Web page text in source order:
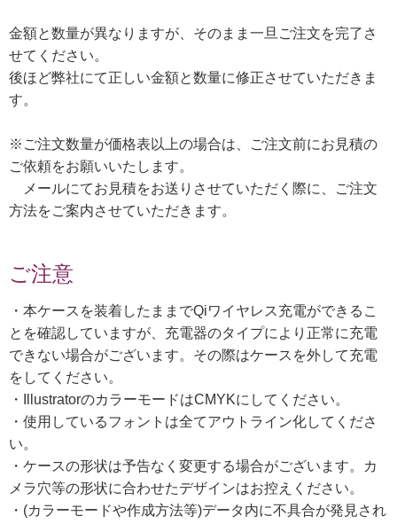
金額と数量が異なりますが、そのまま一旦ご注文を完了さ
せてください。
後ほど弊社にて正しい金額と数量に修正させていただきま
す。
※ご注文数量が価格表以上の場合は、ご注文前にお見積の
ご依頼をお願いいたします。
メールにてお見積をお送りさせていただく際に、ご注文
方法をご案内させていただきます。
ご注意
・本ケースを装着したままでQiワイヤレス充電ができるこ
とを確認していますが、充電器のタイプにより正常に充電
できない場合がございます。その際はケースを外して充電
をしてください。
・IllustratorのカラーモードはCMYKにしてください。
・使用しているフォントは全てアウトライン化してくださ
い。
・ケースの形状は予告なく変更する場合がございます。カ
メラ穴等の形状に合わせたデザインはお控えください。
・(カラーモードや作成方法等)データ内に不具合が発見され